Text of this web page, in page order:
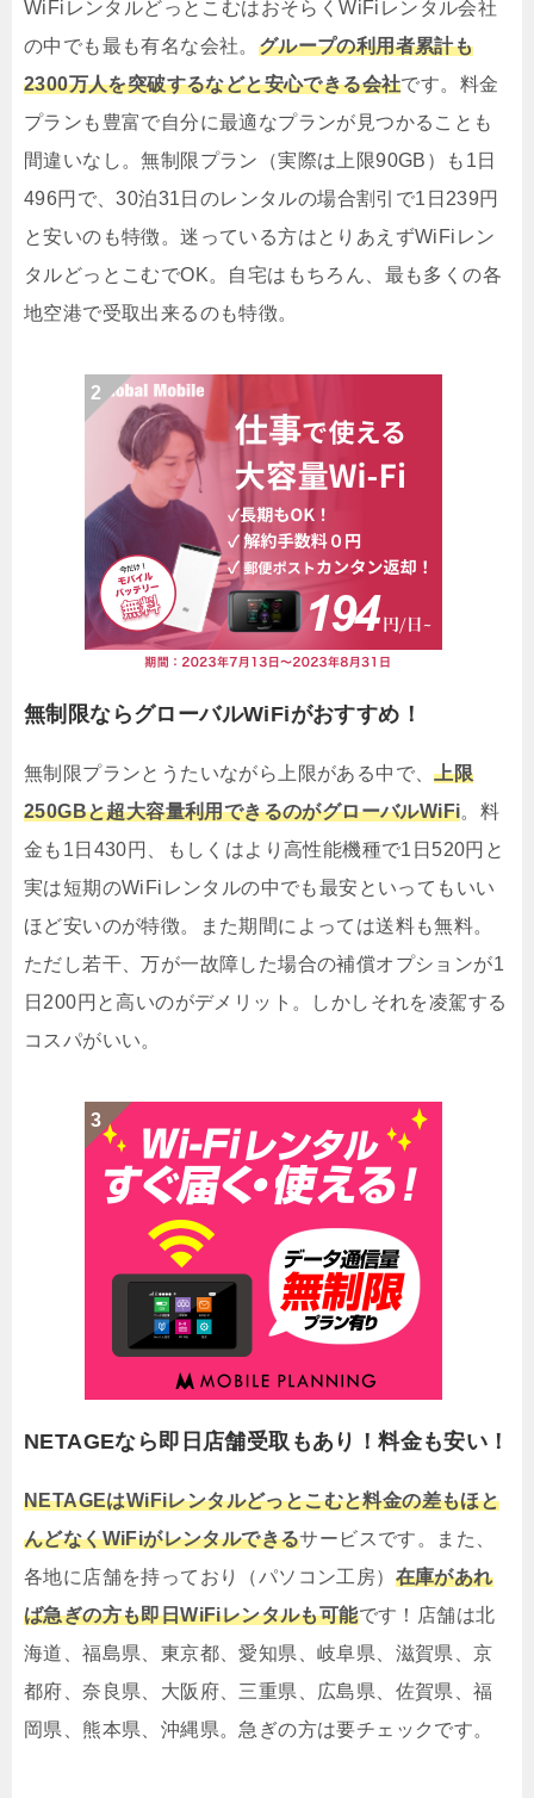
WiFiレンタルどっとこむはおそらくWiFiレンタル会社
の中でも最も有名な会社。 グループの利用者累計も
2300万人を突破するなどと安心できる会社です。料金
プランも豊富で自分に最適なプランが見つかることも
間違いなし。無制限プラン（実際は上限90GB）も1日
496円で、30泊31日のレンタルの場合割引で1日239円
と安いのも特徴。迷っている方はとりあえずWiFiレン
タルどっとこむでOK。自宅はもちろん、最も多くの各
地空港で受取出来るのも特徴。
無制限ならグローバルWiFiがおすすめ！
無制限プランとうたいながら上限がある中で、上限
250GBと超大容量利用できるのがグローバルWiFi。料
金も1日430円、もしくはより高性能機種で1日520円と
実は短期のWiFiレンタルの中でも最安といってもいい
ほど安いのが特徴。また期間によっては送料も無料。
ただし若干、万が一故障した場合の補償オプションが1
日200円と高いのがデメリット。しかしそれを凌駕する
コスパがいい。
NETAGEなら即日店舗受取もあり！料金も安い！
NETAGEはWiFiレンタルどっとこむと料金の差もほと
んどなくWiFiがレンタルできるサービスです。また、
各地に店舗を持っており（パソコン工房） 在庫があれ
ば急ぎの方も即日WiFiレンタルも可能です！店舗は北
海道、福島県、東京都、愛知県、岐阜県、滋賀県、京
都府、奈良県、大阪府、三重県、広島県、佐賀県、福
岡県、熊本県、沖縄県。急ぎの方は要チェックです。